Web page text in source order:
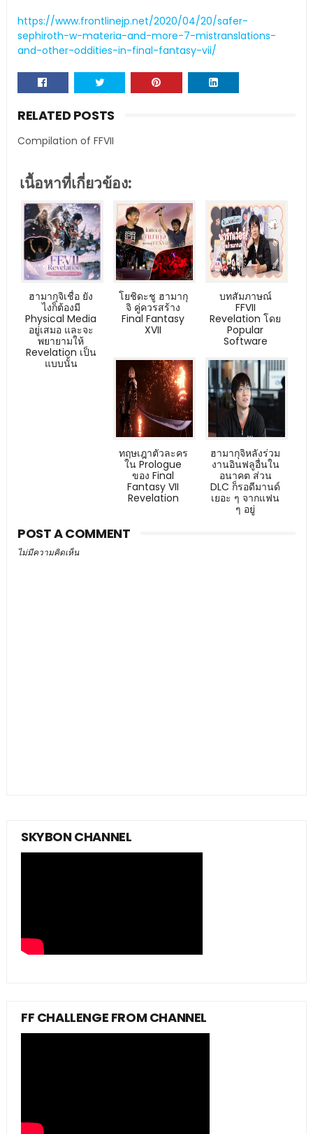
https://www.frontlinejp.net/2020/04/20/safer-
sephiroth-w-materia-and-more-7-mistranslations-
and-other-oddities-in-final-fantasy-vii/
RELATED POSTS
Compilation of FFVII
เนื้อหาที่เกี่ยวข้อง:
ฮามากุจิเชื่อ ยัง
ไงก็ต้องมี
Physical Media
อยู่เสมอ และจะ
พยายามให้
Revelation เป็น
แบบนั้น
โยชิดะชู ฮามากุ
จิ คู่ควรสร้าง
Final Fantasy
XVII
บทสัมภาษณ์
FFVII
Revelation โดย
Popular
Software
ทฤษเฎาตัวละคร
ใน Prologue
ของ Final
Fantasy VII
Revelation
ฮามากุจิหลังร่วม
งานอินฟลูอื่นใน
อนาคต ส่วน
DLC ก็รอดีมานด์
เยอะ ๆ จากแฟน
ๆ อยู่
POST A COMMENT
ไม่มีความคิดเห็น
SKYBON CHANNEL
FF CHALLENGE FROM CHANNEL